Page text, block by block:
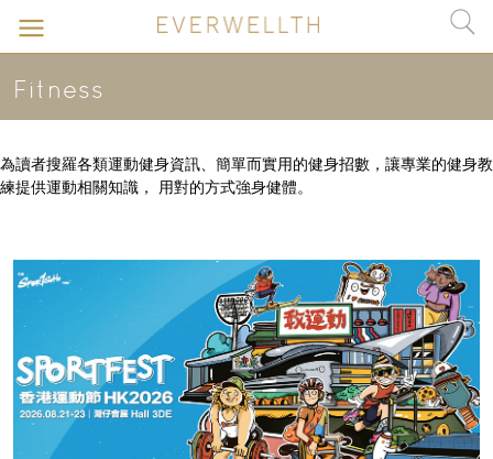
Fitness
為讀者搜羅各類運動健身資訊、簡單而實用的健身招數，讓專業的健身教
練提供運動相關知識， 用對的方式強身健體。